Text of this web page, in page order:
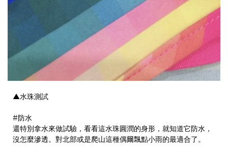
▲水珠測試
#防水
還特別拿水來做試驗，看看這水珠圓潤的身形，就知道它防水，
沒怎麼滲透。對北部或是爬山這種偶爾飄點小雨的最適合了。